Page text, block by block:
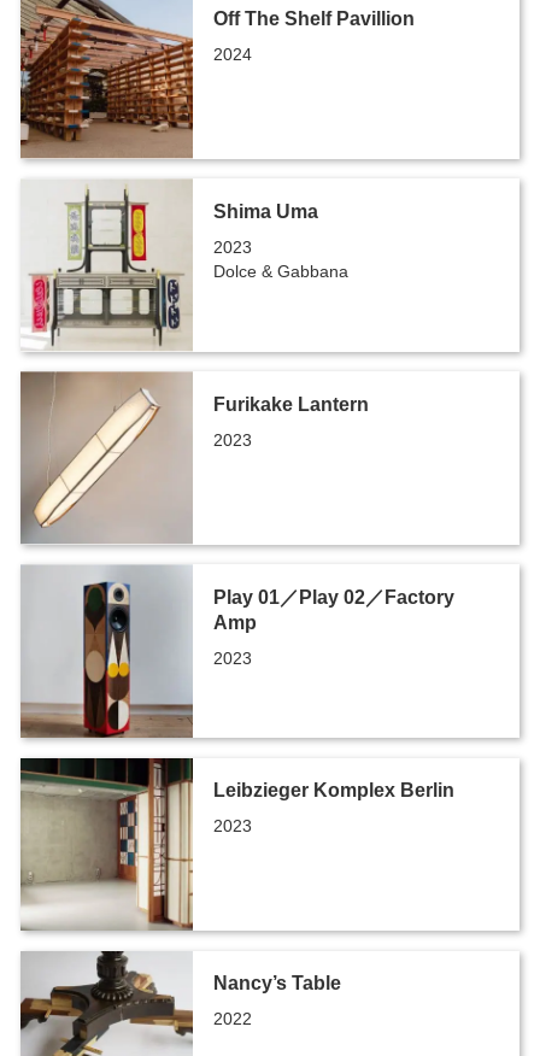
Off The Shelf Pavillion
2024
Shima Uma
2023
Dolce & Gabbana
Furikake Lantern
2023
Play 01／Play 02／Factory
Amp
2023
Leibzieger Komplex Berlin
2023
Nancy’s Table
2022